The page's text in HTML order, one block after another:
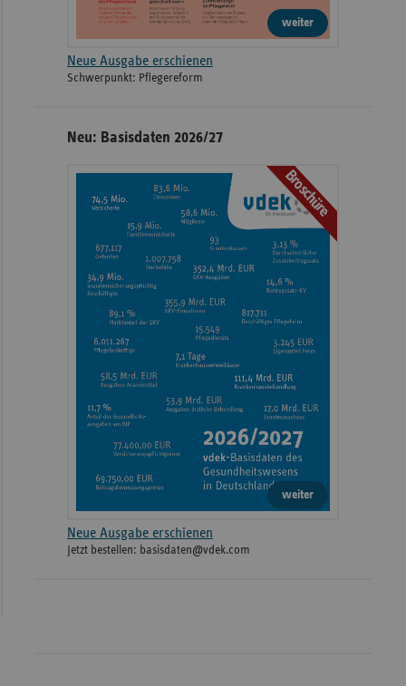
weiter
Neue Ausgabe erschienen
Schwerpunkt: Pflegereform
Neu: Basisdaten 2026/27
Broschüre
weiter
Neue Ausgabe erschienen
Jetzt bestellen: basisdaten@vdek.com